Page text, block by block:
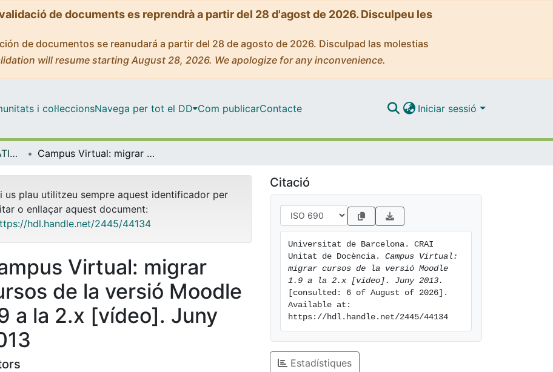
de documents es reprendrà a partir del 28 d'agost de 2026. Disculpeu les
de documentos se reanudará a partir del 28 de agosto de 2026. Disculpad las molestias
will resume starting August 28, 2026. We apologize for any inconvenience.
i col·leccionsNavega per tot el DD Com publicarContacte Iniciar sessió
TECNOLOGIA EDUCATIVA (TAC/TIC) Campus Virtual: migrar cursos de la versió Moodle 1.9 a la 2.x [vídeo]. Juny 2013
us plau utilitzeu sempre aquest identificador per
o enllaçar aquest document:
hdl.handle.net/2445/44134
Virtual: migrar
de la versió Moodle
a la 2.x [vídeo]. Juny
Citació
Universitat de Barcelona. CRAI
Unitat de Docència. Campus Virtual:
migrar cursos de la versió Moodle
1.9 a la 2.x [vídeo]. Juny 2013.
[consulted: 6 of August of 2026].
Available at:
https://hdl.handle.net/2445/44134
Estadístiques